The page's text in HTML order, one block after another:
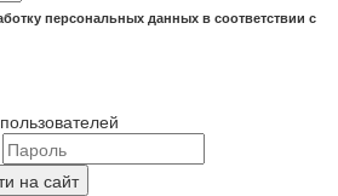
персональных данных в соответствии с